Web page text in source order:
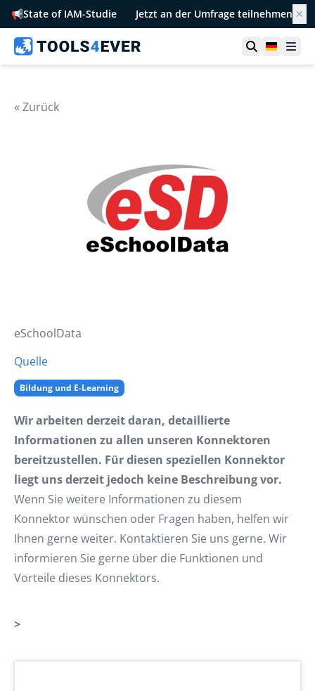
📢State of IAM-Studie Jetzt an der Umfrage teilnehmen ✕
Suche
« Zurück
eSchoolData
Quelle
Bildung und E-Learning
Wir arbeiten derzeit daran, detaillierte
Informationen zu allen unseren Konnektoren
bereitzustellen. Für diesen speziellen Konnektor
liegt uns derzeit jedoch keine Beschreibung vor.
Wenn Sie weitere Informationen zu diesem
Konnektor wünschen oder Fragen haben, helfen wir
Ihnen gerne weiter. Kontaktieren Sie uns gerne. Wir
informieren Sie gerne über die Funktionen und
Vorteile dieses Konnektors.
>